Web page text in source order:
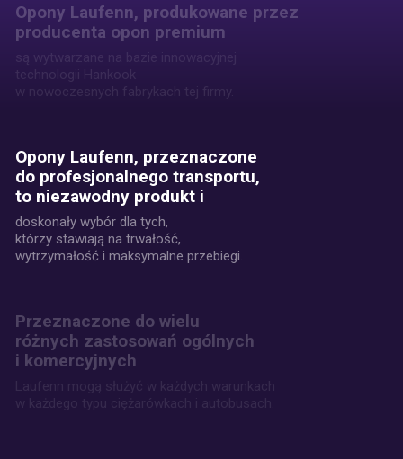
Opony Laufenn, produkowane przez
producenta opon premium
w nowoczesnych fabrykach tej firmy.
Opony Laufenn, przeznaczone
do profesjonalnego transportu,
to niezawodny produkt i
doskonały wybór dla tych,
którzy stawiają na trwałość,
wytrzymałość i maksymalne przebiegi.
Przeznaczone do wielu
różnych zastosowań ogólnych
i komercyjnych
Laufenn mogą służyć w każdych warunkach
w każdego typu ciężarówkach i autobusach.